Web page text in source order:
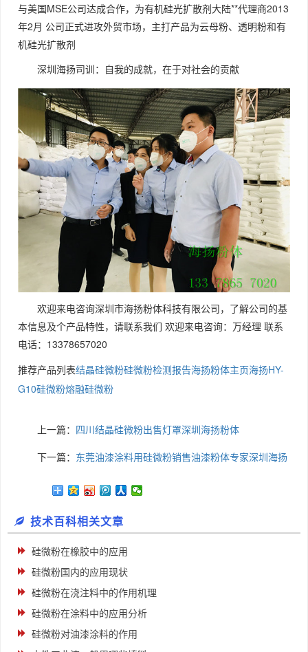
与美国MSE公司达成合作，为有机硅光扩散剂大陆**代理商2013
年2月 公司正式进攻外贸市场，主打产品为云母粉、透明粉和有
机硅光扩散剂
深圳海扬司训：自我的成就，在于对社会的贡献
欢迎来电咨询深圳市海扬粉体科技有限公司，了解公司的基
本信息及个产品特性，请联系我们 欢迎来电咨询：万经理 联系
电话：13378657020
推荐产品列表结晶硅微粉硅微粉检测报告海扬粉体主页海扬HY-
G10硅微粉熔融硅微粉
上一篇： 四川结晶硅微粉出售灯罩深圳海扬粉体
下一篇： 东莞油漆涂料用硅微粉销售油漆粉体专家深圳海扬
技术百科相关文章
硅微粉在橡胶中的应用
硅微粉国内的应用现状
硅微粉在浇注料中的作用机理
硅微粉在涂料中的应用分析
硅微粉对油漆涂料的作用